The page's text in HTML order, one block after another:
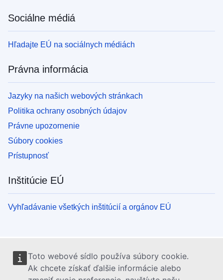
Toto webové sídlo používa súbory cookie.
Ak chcete získať ďalšie informácie alebo
Sociálne médiá
Hľadajte EÚ na sociálnych médiách
Právna informácia
Jazyky na našich webových stránkach
Politika ochrany osobných údajov
Právne upozornenie
Súbory cookies
Prístupnosť
Inštitúcie EÚ
Vyhľadávanie všetkých inštitúcií a orgánov EÚ